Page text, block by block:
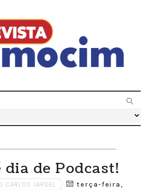
dia de Podcast!
CARLOS JARDEL
terça-feira,